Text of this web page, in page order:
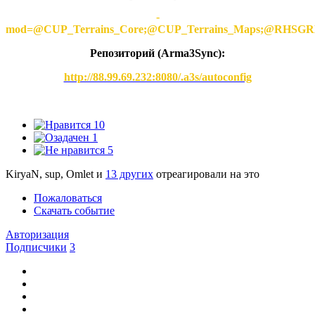
-
Репозиторий (Arma3Synс):
http://88.99.69.232:8080/.a3s/autoconfig
10
1
5
KiryaN, sup, Omlet и 13 других отреагировали на это
Пожаловаться
Скачать событие
Авторизация
Подписчики 3